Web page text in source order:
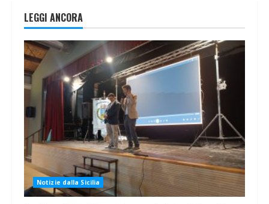
LEGGI ANCORA
Notizie dalla Sicilia